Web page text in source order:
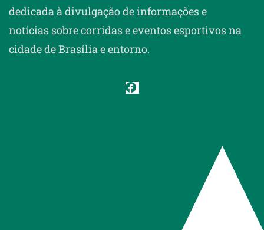
dedicada à divulgação de informações e
notícias sobre corridas e eventos esportivos na
cidade de Brasília e entorno.